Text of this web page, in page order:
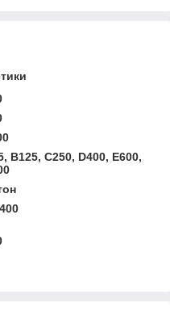
B125, C250, D400, E600,